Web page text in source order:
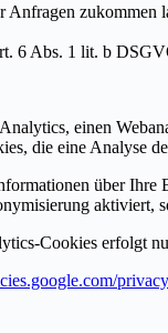
Anfragen
6 Abs. 1 lit. b
einen
die eine Analyse
über
aktiviert,
Cookies erfolgt
privacy